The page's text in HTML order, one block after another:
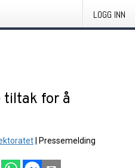
LOGG INN
tiltak for å
Pressemelding